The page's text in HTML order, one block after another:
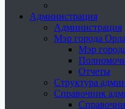
Администрация
Администрация
Мэр города Орла
Мэр
Отчеты
Структура
Справочник